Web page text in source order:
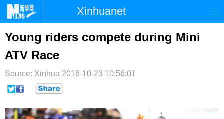
Xinhuanet
国际 港澳
台湾
纪检 体育 科技
文娱
博客 微博
Young riders compete during Mini
ATV Race
Source: Xinhua 2016-10-23 10:56:01